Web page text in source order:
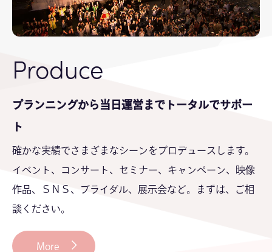
Produce
プランニングから当日運営までトータルでサポー
ト
確かな実績でさまざまなシーンをプロデュースします。
イベント、コンサート、セミナー、キャンペーン、映像
作品、ＳＮＳ、ブライダル、展示会など。まずは、ご相
談ください。
More